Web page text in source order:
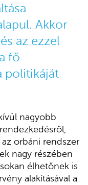
Akkor
az ezzel
fő
politikáját
nagyobb
orbáni rendszer
nagy részében
élhetőnek is
alakításával a